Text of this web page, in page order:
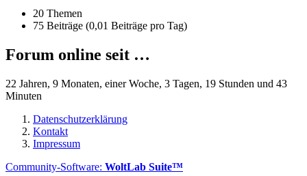
20 Themen
75 Beiträge (0,01 Beiträge pro Tag)
Forum online seit …
22 Jahren, 9 Monaten, einer Woche, 3 Tagen, 19 Stunden und 43
Minuten
Datenschutzerklärung
Kontakt
Impressum
Community-Software: WoltLab Suite™